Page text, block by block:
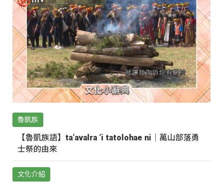
魯凱族
【魯凱族語】ta‘avalra ‘i tatolohae ni｜萬山部落勇
士祭的由來
文化介紹